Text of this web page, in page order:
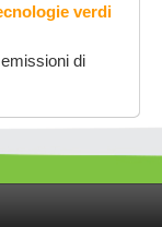
verdi
di